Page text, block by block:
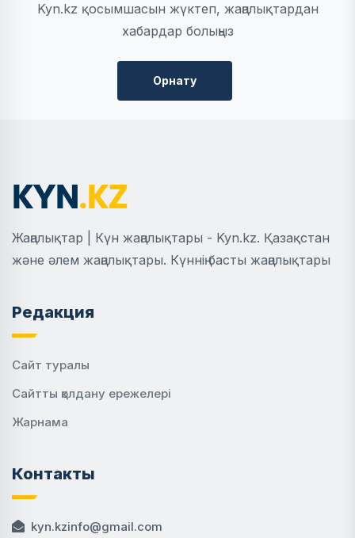
Kyn.kz қосымшасын жүктеп, жаңалықтардан
хабардар болыңыз
Орнату
Жаңалықтар | Күн жаңалықтары - Kyn.kz. Қазақстан
және әлем жаңалықтары. Күннің басты жаңалықтары
Редакция
Сайт туралы
Сайтты қолдану ережелері
Жарнама
Контакты
kyn.kzinfo@gmail.com